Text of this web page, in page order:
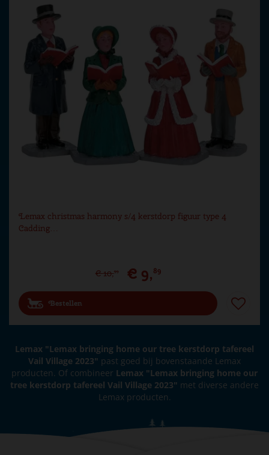
Lemax christmas harmony s/4 kerstdorp figuur type 4
Cadding…
€ 10,99 € 9,89
Bestellen
Lemax "Lemax bringing home our tree kerstdorp tafereel
Vail Village 2023" past goed bij bovenstaande Lemax
producten. Of combineer Lemax "Lemax bringing home our
tree kerstdorp tafereel Vail Village 2023" met diverse andere
Lemax producten.